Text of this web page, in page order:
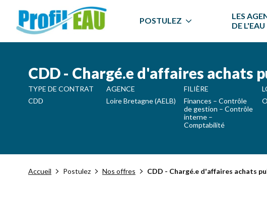
POSTULEZ
LES
DE L'EAU
CDD - Chargé.e d'affaires achats
TYPE DE CONTRAT
CDD
AGENCE
Loire Bretagne (AELB)
FILIÈRE
Finances – Contrôle
de gestion – Contrôle
interne –
Comptabilité
Accueil Postulez Nos offres CDD - Chargé.e d'affaires achats